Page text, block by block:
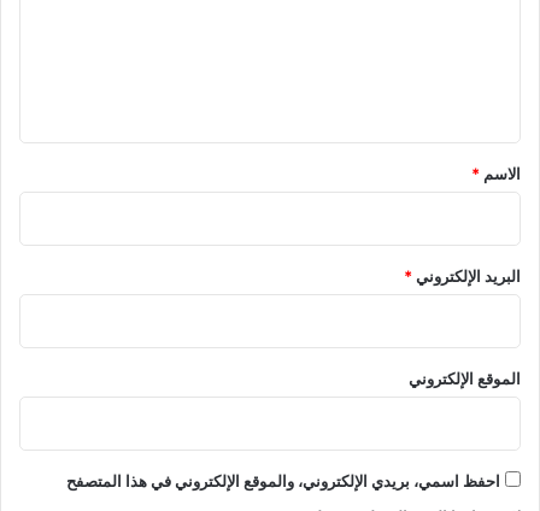
*
الاسم *
البريد الإلكتروني*
الموقع الإلكتروني
احفظ اسمي، بريدي الإلكتروني، والموقع الإلكتروني في هذا المتصفح